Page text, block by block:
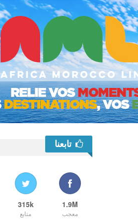
تابعنا
1.9M
معجب
315k
متابع